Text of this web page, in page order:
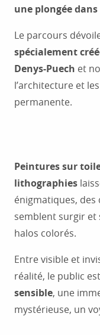
une plongée dans
Le parcours
spécialement
Denys-Puech et
l’architecture et
permanente.
Peintures sur
lithographies
énigmatiques,
semblent surgir et
halos colorés.
Entre visible et
réalité, le public
sensible, une
mystérieuse, un